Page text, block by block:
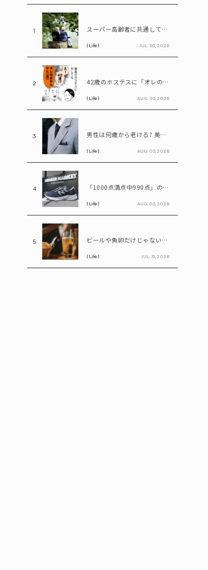
1 スーパー高齢者に共通していた「体の特徴」とは? 慶應大研究で判明した長寿の秘密
( Life ) JUL. 30, 2026
2 42歳のホステスに「オレのおかんやん(笑)」と言ってしまう58歳
( Life ) AUG. 03, 2026
3 男性は何歳から老ける? 美容医療の医師が語る「老化の初期サイン」
( Life ) AUG. 03, 2026
4 「1000点満点中990点」のスニーカー? ニューバランス「990」が名作と呼ばれる理由
( Life ) AUG. 03, 2026
5 ビールや魚卵だけじゃない…尿酸値を上げる「食べ物・飲み物」とは? 医師が警鐘
( Life ) JUL. 31, 2026